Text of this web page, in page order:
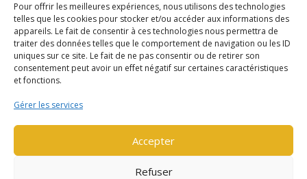
Pour offrir les meilleures expériences, nous utilisons des technologies
telles que les cookies pour stocker et/ou accéder aux informations des
appareils. Le fait de consentir à ces technologies nous permettra de
traiter des données telles que le comportement de navigation ou les ID
uniques sur ce site. Le fait de ne pas consentir ou de retirer son
consentement peut avoir un effet négatif sur certaines caractéristiques
et fonctions.
Gérer les services
Accepter
Refuser
YALE MS14XIL (2510)